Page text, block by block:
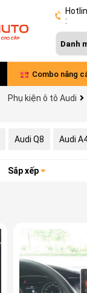
:
Combo nâng
xe VinFast
Phụ kiện ô tô Audi
Audi Q8 Audi
Sắp xếp